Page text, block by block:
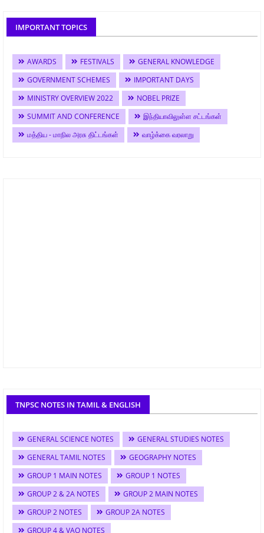
IMPORTANT TOPICS
AWARDS FESTIVALS
GENERAL KNOWLEDGE
GOVERNMENT SCHEMES
IMPORTANT DAYS
MINISTRY OVERVIEW 2022
NOBEL PRIZE
SUMMIT AND CONFERENCE
இந்தியாவிலுள்ள சட்டங்கள்
மத்திய - மாநில அரசு திட்டங்கள்
வாழ்க்கை வரலாறு
TNPSC NOTES IN TAMIL & ENGLISH
GENERAL SCIENCE NOTES
GENERAL STUDIES NOTES
GENERAL TAMIL NOTES
GEOGRAPHY NOTES
GROUP 1 MAIN NOTES
GROUP 1 NOTES
GROUP 2 & 2A NOTES
GROUP 2 MAIN NOTES
GROUP 2 NOTES
GROUP 2A NOTES
GROUP 4 & VAO NOTES